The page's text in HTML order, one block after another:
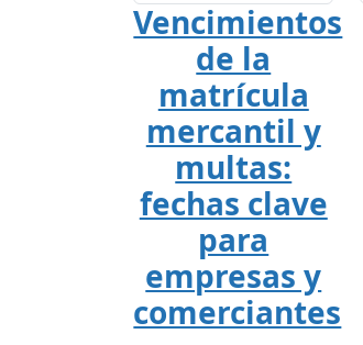
Vencimientos
de la
matrícula
mercantil y
multas:
fechas clave
para
empresas y
comerciantes